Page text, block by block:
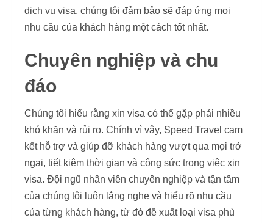
dịch vụ visa, chúng tôi đảm bảo sẽ đáp ứng mọi
nhu cầu của khách hàng một cách tốt nhất.
Chuyên nghiệp và chu
đáo
Chúng tôi hiểu rằng xin visa có thể gặp phải nhiều
khó khăn và rủi ro. Chính vì vậy, Speed Travel cam
kết hỗ trợ và giúp đỡ khách hàng vượt qua mọi trở
ngại, tiết kiệm thời gian và công sức trong việc xin
visa. Đội ngũ nhân viên chuyên nghiệp và tận tâm
của chúng tôi luôn lắng nghe và hiểu rõ nhu cầu
của từng khách hàng, từ đó đề xuất loại visa phù